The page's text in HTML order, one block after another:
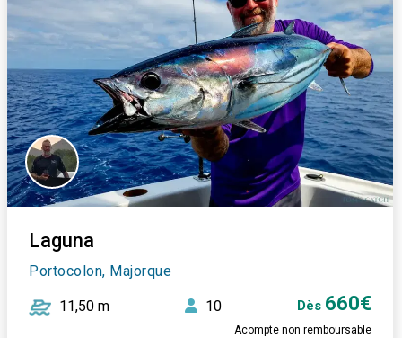
Laguna
Portocolon, Majorque
11,50 m 10 Dès 660€
Acompte non remboursable